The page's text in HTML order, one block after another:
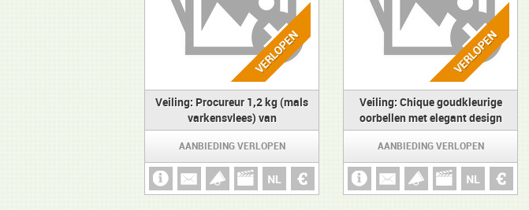
Veiling: Procureur 1,2 kg (mals
varkensvlees) van
BBQthuisbezorgd
AANBIEDING VERLOPEN
Veiling: Chique goudkleurige
oorbellen met elegant design
AANBIEDING VERLOPEN